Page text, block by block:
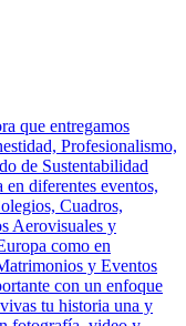
que entregamos
Profesionalismo,
de Sustentabilidad
en diferentes eventos,
Cuadros,
Aerovisuales y
como en
y Eventos
con un enfoque
tu historia una y